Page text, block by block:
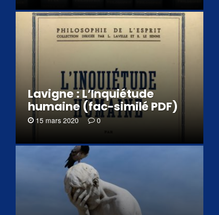
Lavigne : L’Inquiétude
humaine (fac-similé PDF)
15 mars 2020 0